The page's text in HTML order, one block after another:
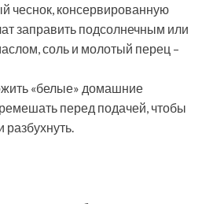
чеснок, консервированную
заправить подсолнечным или
соль и молотый перец –
«белые» домашние
перед подачей, чтобы
разбухнуть.